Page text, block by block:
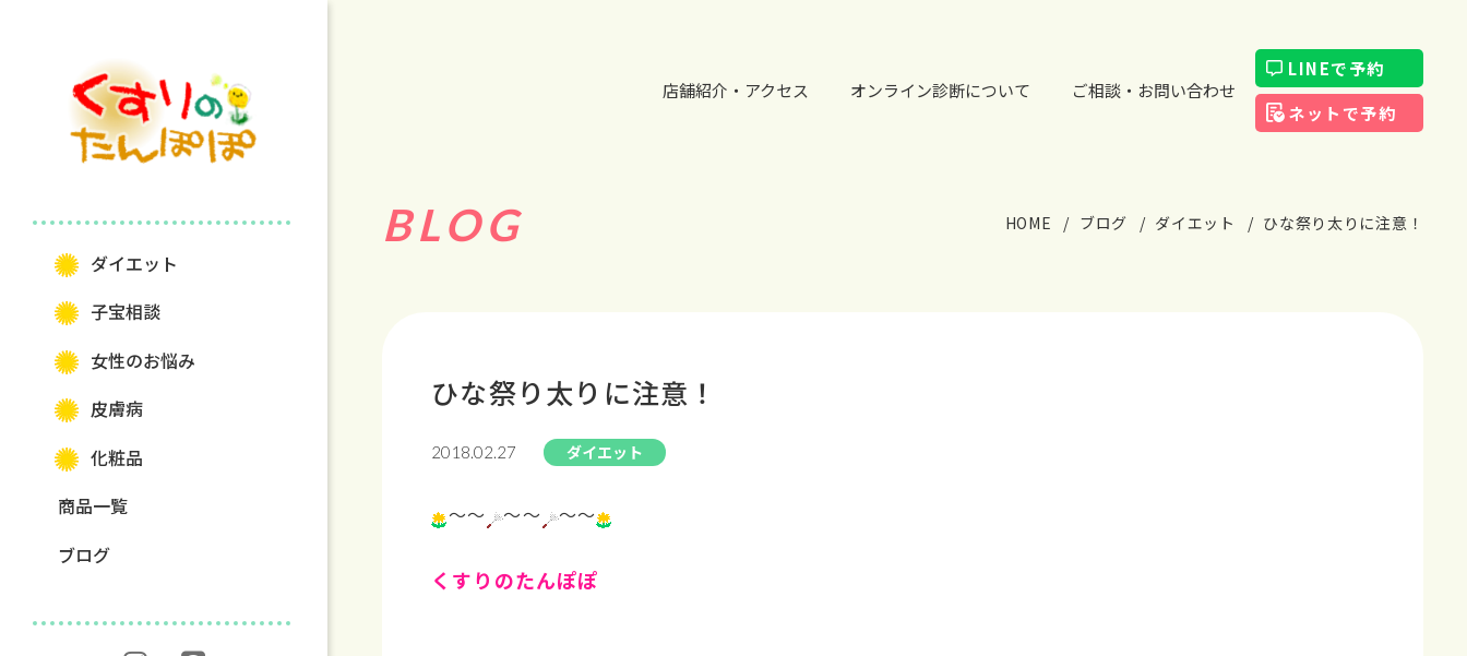
ダイエット
⼦宝相談
⼥性のお悩み
⽪膚病
化粧品
商品一覧
ブログ
店舗紹介・アクセス オンライン診断について ご相談・お問い合わせ
LINEで予約
ネットで予約
BLOG HOME ブログ ダイエット ひな祭り太りに注意！
ひな祭り太りに注意！
2018.02.27 ダイエット
～～ ～～ ～～
くすりのたんぽぽ